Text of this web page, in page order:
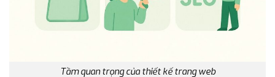
Tầm quan trọng của thiết kế trang web